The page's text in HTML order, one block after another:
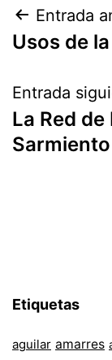
de
Entrada
Usos de
Entrada
La Red
Sarmiento
Etiquetas
aguilar amarres